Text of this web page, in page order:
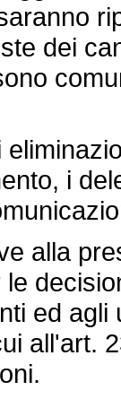
dei
i
alla
ed
all'art.